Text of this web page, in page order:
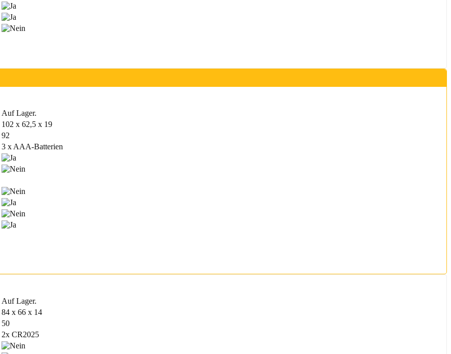
Auf Lager.
102 x 62,5 x 19
92
3 x AAA-Batterien
Auf Lager.
84 x 66 x 14
50
2x CR2025